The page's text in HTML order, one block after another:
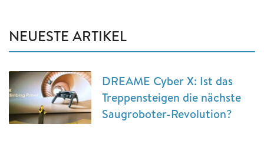
NEUESTE ARTIKEL
DREAME Cyber X: Ist das
Treppensteigen die nächste
Saugroboter-Revolution?